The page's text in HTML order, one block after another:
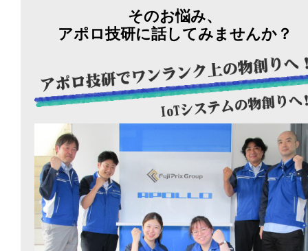
そのお悩み、
アポロ技研に話してみませんか？